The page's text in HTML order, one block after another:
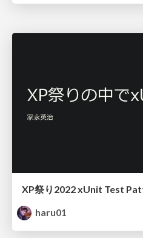
XP祭り2022 xUnit Test
haru01